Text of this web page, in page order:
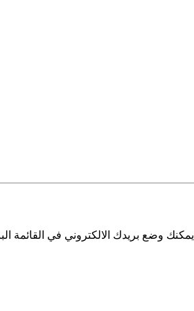
يمكنك وضع بريدك الالكتروني في القائمة